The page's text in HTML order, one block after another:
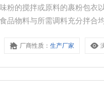
粉的搅拌或原料的裹粉包衣
品物料与所需调料充分拌合
厂商性质：生产厂家